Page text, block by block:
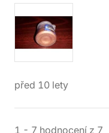
před 10 lety
1 - 7 hodnocení z 7